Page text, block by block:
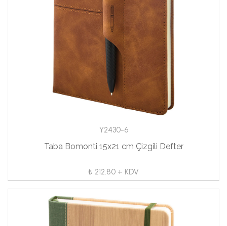
Y2430-6
Taba Bomonti 15x21 cm Çizgili Defter
₺ 212.80 + KDV